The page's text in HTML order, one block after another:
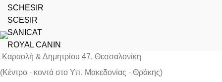
SCHESIR
SCESIR
SANICAT
ROYAL CANIN
Καραολή & Δημητρίου 47, Θεσσαλονίκη
(Kέντρο - κοντά στο Yπ. Μακεδονίας - Θράκης)